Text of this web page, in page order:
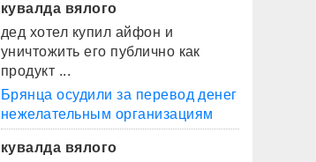
кувалда вялого
дед хотел купил айфон и
уничтожить его публично как
продукт ...
Брянца осудили за перевод денег
нежелательным организациям
кувалда вялого